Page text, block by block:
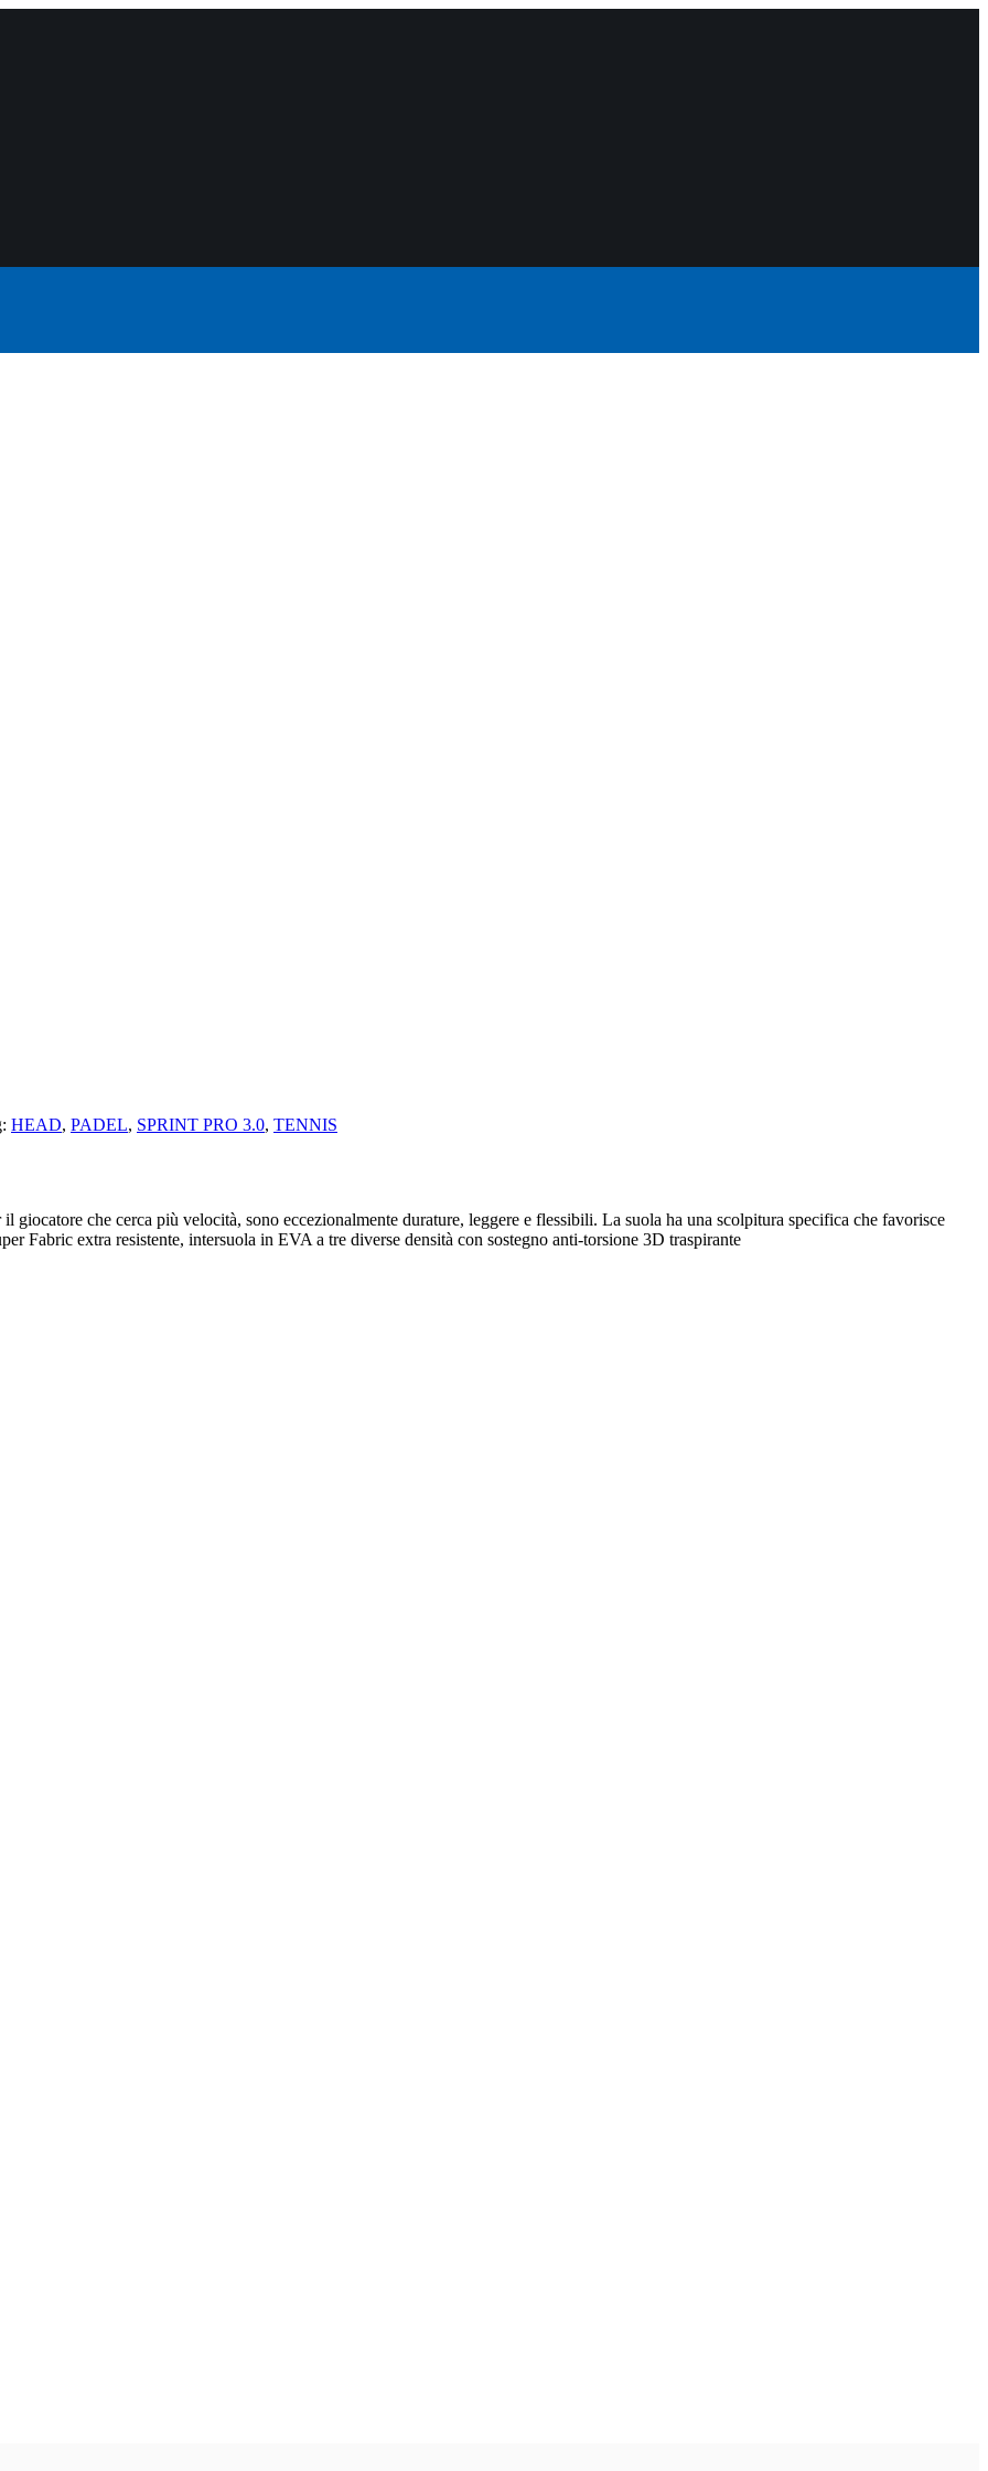
HEAD, PADEL, SPRINT PRO 3.0, TENNIS
che cerca più velocità, sono eccezionalmente durature, leggere e flessibili. La suola ha una scolpitura specifica che favorisce
Fabric extra resistente, intersuola in EVA a tre diverse densità con sostegno anti-torsione 3D traspirante